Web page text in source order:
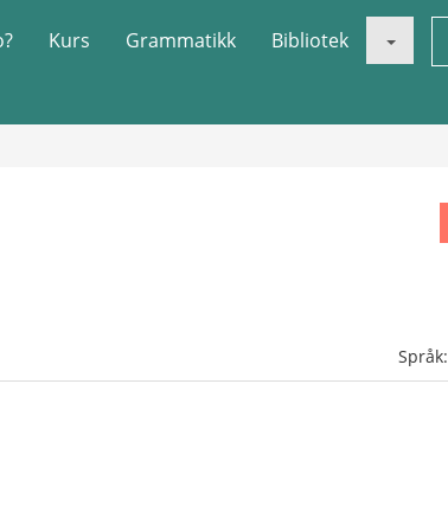
Kurs Grammatikk Bibliotek
Språk: